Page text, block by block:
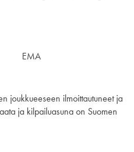
EMA
joukkueeseen ilmoittautuneet ja
ja kilpailuasuna on Suomen